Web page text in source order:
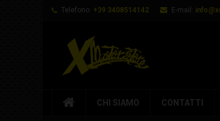
Telefono: +39 3408514142 E-mail:
CHI SIAMO CONTATTI